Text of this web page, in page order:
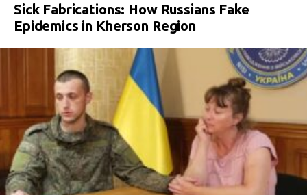
Sick Fabrications: How Russians Fake
Epidemics in Kherson Region